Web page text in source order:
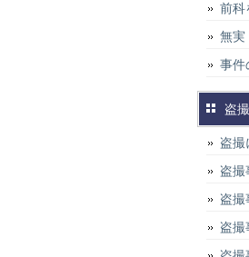
前科
無実
事件
盗
盗撮
盗撮
盗撮
盗撮